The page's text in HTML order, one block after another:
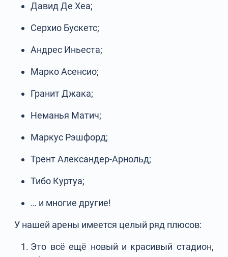
Давид Де Хеа;
Серхио Бускетс;
Андрес Иньеста;
Марко Асенсио;
Гранит Джака;
Неманья Матич;
Маркус Рэшфорд;
Трент Александер-Арнольд;
Тибо Куртуа;
… и многие другие!
У нашей арены имеется целый ряд плюсов:
Это всё ещё новый и красивый стадион,